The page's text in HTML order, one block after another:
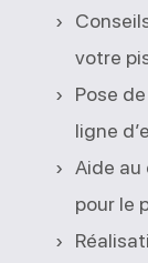
votre
Pose
ligne
Aide au
pour le